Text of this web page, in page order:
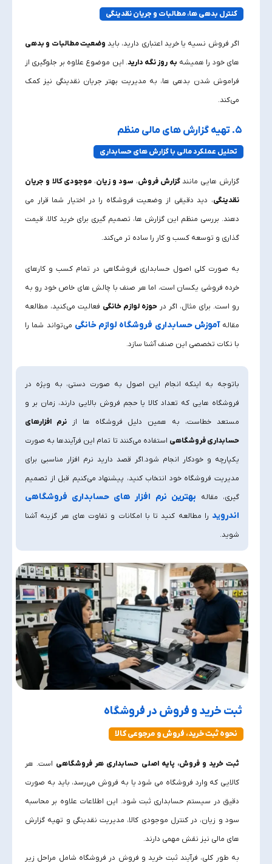
کنترل بدهی‌ ها، مطالبات و جریان نقدینگی
اگر فروش نسیه یا خرید اعتباری دارید، باید وضعیت مطالبات و بدهی‌
های خود را همیشه به‌ روز نگه دارید. این موضوع علاوه بر جلوگیری از
فراموش شدن بدهی‌ ها، به مدیریت بهتر جریان نقدینگی نیز کمک
می‌کند.
۵. تهیه گزارش‌ های مالی منظم
تحلیل عملکرد مالی با گزارش‌ های حسابداری
گزارش‌ هایی مانندگزارش فروش، سود و زیان، موجودی کالا و جریان
نقدینگی، دید دقیقی از وضعیت فروشگاه را در اختیار شما قرار می‌
دهند. بررسی منظم این گزارش‌ ها، تصمیم‌ گیری برای خرید کالا، قیمت‌
گذاری و توسعه کسب‌ و کار را ساده‌ تر می‌کند.
به صورت کلی اصول حسابداری فروشگاهی در تمام کسب‌ و کارهای
خرده‌ فروشی یکسان است، اما هر صنف با چالش‌ های خاص خود رو به‌
رو است. برای مثال، اگر در حوزه لوازم خانگی فعالیت می‌کنید، مطالعه
مقالهآموزش حسابداری فروشگاه لوازم خانگی می‌تواند شما را
با نکات تخصصی این صنف آشنا سازد.
باتوجه به اینکه انجام این اصول به‌ صورت دستی، به‌ ویژه در
فروشگاه‌ هایی که تعداد کالا یا حجم فروش بالایی دارند، زمان‌ بر و
مستعد خطاست، به همین دلیل فروشگاه‌ ها ازنرم‌ افزارهای
حسابداری فروشگاهی استفاده می‌کنند تا تمام این فرآیندها به‌ صورت
یکپارچه و خودکار انجام شود.اگر قصد دارید نرم‌ افزار مناسبی برای
مدیریت فروشگاه خود انتخاب کنید، پیشنهاد می‌کنیم قبل از تصمیم‌
گیری، مقاله بهترین نرم افزار های حسابداری فروشگاهی
اندروید را مطالعه کنید تا با امکانات و تفاوت‌ های هر گزینه آشنا
شوید.
ثبت خرید و فروش در فروشگاه
نحوه ثبت خرید، فروش و مرجوعی کالا
ثبت خرید و فروش، پایه اصلی حسابداری هر فروشگاهی است. هر
کالایی که وارد فروشگاه می‌ شود یا به فروش می‌رسد، باید به‌ صورت
دقیق در سیستم حسابداری ثبت شود. این اطلاعات علاوه بر محاسبه
سود و زیان، در کنترل موجودی کالا، مدیریت نقدینگی و تهیه گزارش‌
های مالی نیز نقش مهمی دارند.
به‌ طور کلی، فرآیند ثبت خرید و فروش در فروشگاه شامل مراحل زیر